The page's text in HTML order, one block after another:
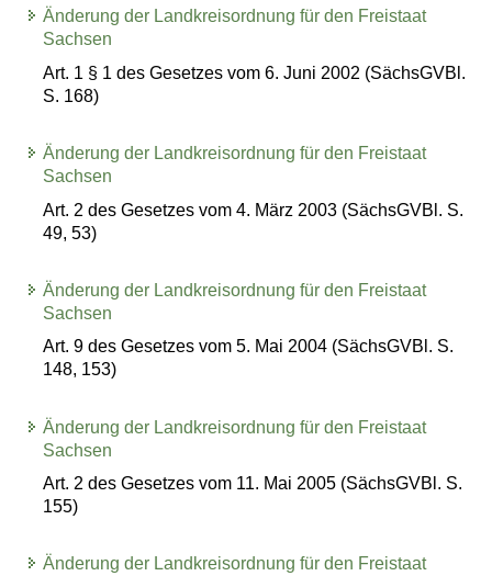
Änderung der Landkreisordnung für den Freistaat
Sachsen
Art. 1 § 1 des Gesetzes vom 6. Juni 2002 (SächsGVBl.
S. 168)
Änderung der Landkreisordnung für den Freistaat
Sachsen
Art. 2 des Gesetzes vom 4. März 2003 (SächsGVBl. S.
49, 53)
Änderung der Landkreisordnung für den Freistaat
Sachsen
Art. 9 des Gesetzes vom 5. Mai 2004 (SächsGVBl. S.
148, 153)
Änderung der Landkreisordnung für den Freistaat
Sachsen
Art. 2 des Gesetzes vom 11. Mai 2005 (SächsGVBl. S.
155)
Änderung der Landkreisordnung für den Freistaat